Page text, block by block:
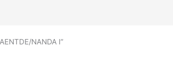
NANDA I”